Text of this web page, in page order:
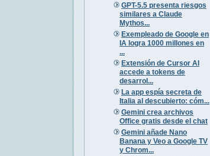
GPT-5.5 presenta riesgos
similares a Claude
Mythos...
Exempleado de Google en
IA logra 1000 millones en
...
Extensión de Cursor AI
accede a tokens de
desarrol...
La app espía secreta de
Italia al descubierto: cóm...
Gemini crea archivos
Office gratis desde el chat
Gemini añade Nano
Banana y Veo a Google TV
y Chrom...